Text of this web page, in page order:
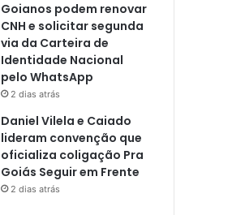
Goianos podem renovar
CNH e solicitar segunda
via da Carteira de
Identidade Nacional
pelo WhatsApp
2 dias atrás
Daniel Vilela e Caiado
lideram convenção que
oficializa coligação Pra
Goiás Seguir em Frente
2 dias atrás